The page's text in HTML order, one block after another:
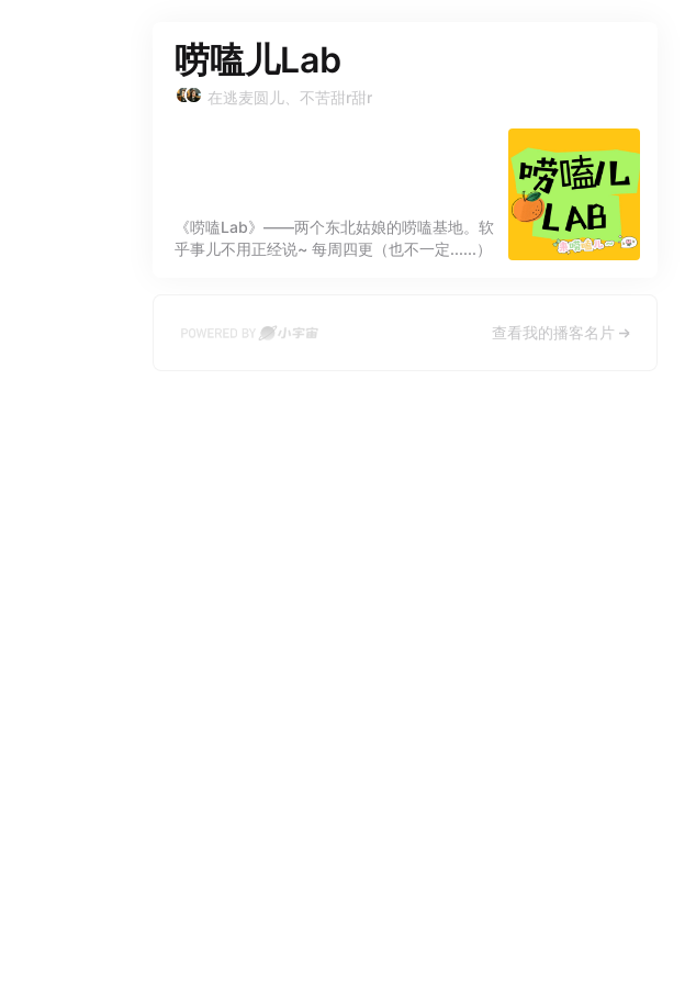
唠嗑儿Lab
在逃麦圆儿、不苦甜r甜r
《唠嗑Lab》——两个东北姑娘的唠嗑基地。软
乎事儿不用正经说~ 每周四更（也不一定......）
查看我的播客名片